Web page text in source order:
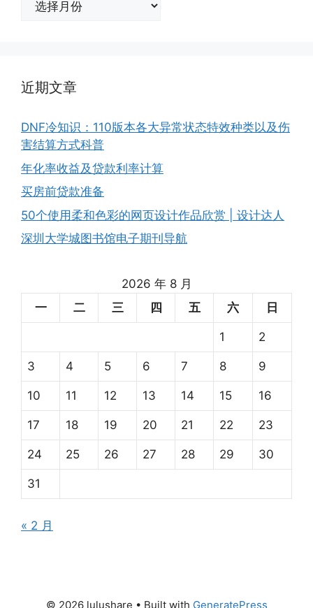
近期文章
DNF冷知识：110版本各大异常状态特效种类以及伤
害结算方式科普
年化率收益及贷款利率计算
买房前贷款准备
50个使用柔和色彩的网页设计作品欣赏 | 设计达人
深圳大学城图书馆电子期刊导航
2026 年 8 月
一
二 三 四 五 六 日
1 2
3 4 5 6 7 8 9
10 11 12 13 14 15 16
17 18 19 20 21 22 23
24 25 26 27 28 29 30
31
« 2 月
© 2026 lulushare • Built with GeneratePress